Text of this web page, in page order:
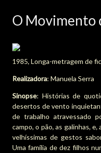
O Movimento
1985, Longa-metragem de
Realizadora: Manuela Serra
Sinopse: Histórias de
desertos de vento
de trabalho atravessado
campo, o pão, as galinhas,
velhíssimas de gestos
Uma família de dez filhos